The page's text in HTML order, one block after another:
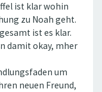
ist klar wohin
zu Noah geht.
ist es klar.
damit okay, mher
um
neuen Freund,